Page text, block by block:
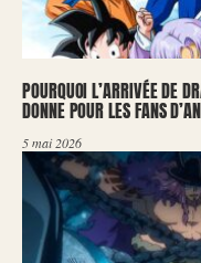
POURQUOI L’ARRIVÉE DE
DONNE POUR LES FANS
5 mai 2026